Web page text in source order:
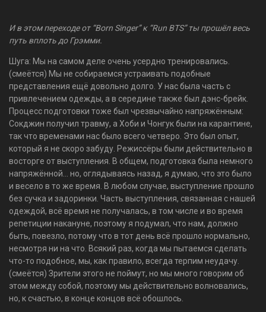
И в этом переходе от “Born Singer” к “Run BTS” ты прошёл весь
путь вплоть до Грэмми.
Шуга: Мы на самом деле очень усердно тренировались.
(смеётся) Мы не собираемся устраивать подобные
представления ещё довольно долго. У нас была часть с
привлечением одежды, а в середине также был дэнс-брейк.
Процесс подготовки тоже был чрезвычайно напряжённым:
Сокджин получил травму, а Хоби и Чонгук были на карантине,
так что временами нас было всего четверо. Это был опыт,
который я не скоро забуду. Режиссёры были действительно в
восторге от выступления. В общем, подготовка была немного
напряжённой... но, оглядываясь назад, я думаю, что это было
и весело в то же время. В любом случае, выступление прошло
без сучка и задоринки. Часть выступления, связанная с нашей
одеждой, всё время не получалась, в том числе и во время
репетиции накануне, поэтому я подумал, что нам, должно
быть, повезло, потому что в тот день всё прошло нормально,
несмотря ни на что. Всякий раз, когда мы пытаемся сделать
что-то подобное, мы, как правило, всегда терпим неудачу.
(смеётся) Зрители этого не поймут, но мы много говорим об
этом между собой, поэтому мы действительно волновались,
но, к счастью, в конце концов всё обошлось.